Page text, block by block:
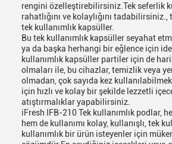
rengini özelleştirebilirsiniz.Tek seferlik
rahatlığını ve kolaylığını tadabilirsiniz.,
tek kullanımlık kapsüller.
Bu tek kullanımlık kapsüller seyahat
ya da başka herhangi bir eğlence için
kullanımlık kapsüller partiler için de
olmaları ile, bu cihazlar, temizlik veya
olmadan, çok sayıda kez
için hızlı ve kolay bir şekilde lezzetli
atıştırmalıklar yapabilirsiniz.
iFresh IFB-210 Tek kullanımlık podlar,
hem de kullanımı kolay, kullanışlı, tek
kullanımlık bir ürün isteyenler için